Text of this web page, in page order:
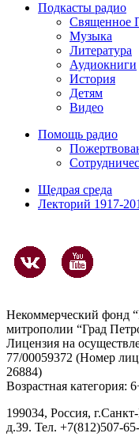
Подкасты радио
Священное
Музыка
Литература
Аудиокниги
История
Детям
Видео
Помощь радио
Щедрая среда
Лекторий 1917-
Некоммерческий фонд
митрополии “Град
Лицензия на
77/00059372 (Номер
26884)
Возрастная категория:
199034, Россия,
д.39. Тел. +7(812)507-